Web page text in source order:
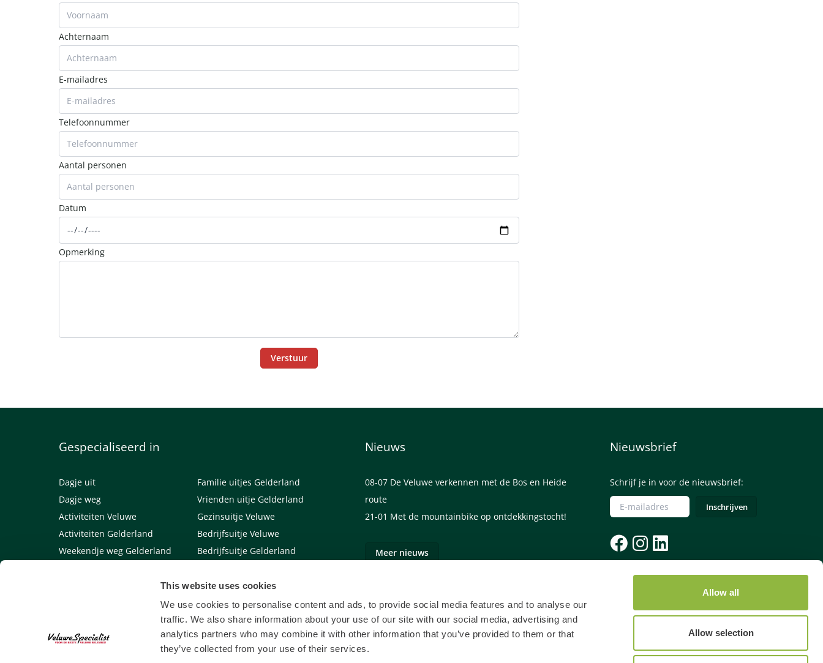
This website uses cookies
We use cookies to personalise content and ads, to provide social media features and to analyse our
traffic. We also share information about your use of our site with our social media, advertising and
analytics partners who may combine it with other information that you’ve provided to them or that
they’ve collected from your use of their services.
Allow all
Allow selection
Achternaam
E-mailadres
Telefoonnummer
Aantal personen
Datum
Opmerking
Gespecialiseerd in
Dagje uit
Dagje weg
Activiteiten Veluwe
Activiteiten Gelderland
Weekendje weg Gelderland
Familie uitjes Gelderland
Vrienden uitje Gelderland
Gezinsuitje Veluwe
Bedrijfsuitje Veluwe
Bedrijfsuitje Gelderland
Nieuws
08-07 De Veluwe verkennen met de Bos en Heide
route
21-01 Met de mountainbike op ontdekkingstocht!
Meer nieuws
Nieuwsbrief
Schrijf je in voor de nieuwsbrief:
Let op: voor een telefonische reservering